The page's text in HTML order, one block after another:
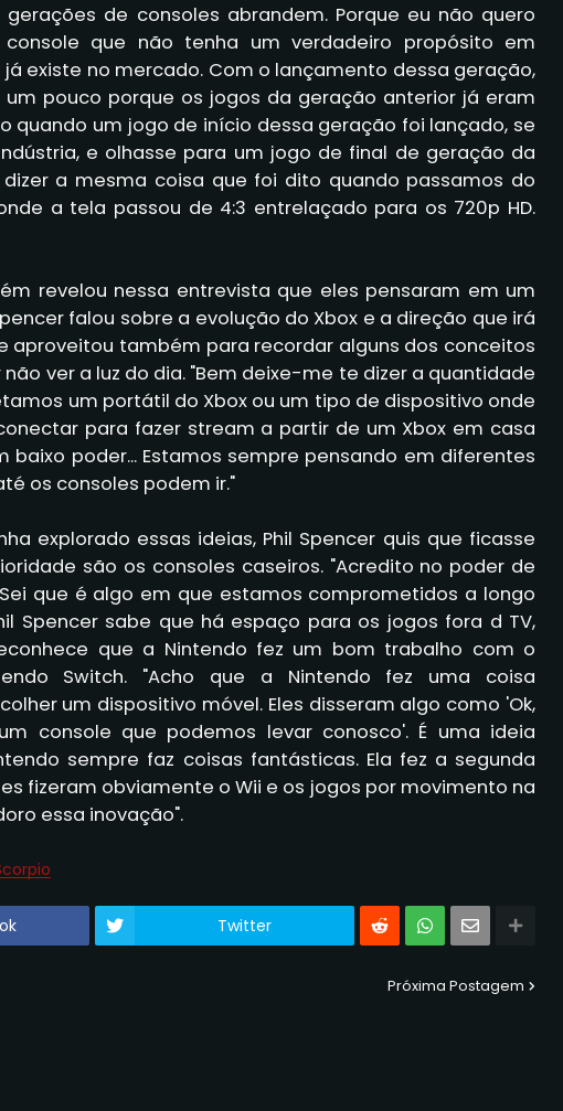
gerações de consoles abrandem. Porque eu não quero
console que não tenha um verdadeiro propósito em
existe no mercado. Com o lançamento dessa geração,
pouco porque os jogos da geração anterior já eram
quando um jogo de início dessa geração foi lançado, se
e olhasse para um jogo de final de geração da
a mesma coisa que foi dito quando passamos do
a tela passou de 4:3 entrelaçado para os 720p HD.
revelou nessa entrevista que eles pensaram em um
falou sobre a evolução do Xbox e a direção que irá
aproveitou também para recordar alguns dos conceitos
ver a luz do dia. "Bem deixe-me te dizer a quantidade
um portátil do Xbox ou um tipo de dispositivo onde
para fazer stream a partir de um Xbox em casa
baixo poder... Estamos sempre pensando em diferentes
os consoles podem ir."
explorado essas ideias, Phil Spencer quis que ficasse
são os consoles caseiros. "Acredito no poder de
que é algo em que estamos comprometidos a longo
Spencer sabe que há espaço para os jogos fora d TV,
que a Nintendo fez um bom trabalho com o
Switch. "Acho que a Nintendo fez uma coisa
um dispositivo móvel. Eles disseram algo como 'Ok,
console que podemos levar conosco'. É uma ideia
sempre faz coisas fantásticas. Ela fez a segunda
fizeram obviamente o Wii e os jogos por movimento na
essa inovação".
Twitter
Próxima Postagem